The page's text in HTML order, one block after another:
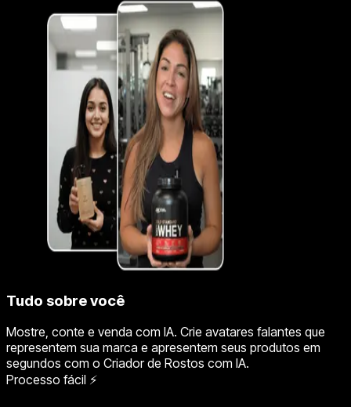
Tudo sobre você
Mostre, conte e venda com IA. Crie avatares falantes que
representem sua marca e apresentem seus produtos em
segundos com o Criador de Rostos com IA.
Processo fácil ⚡